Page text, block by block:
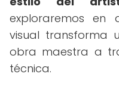
exploraremos en
visual transforma
obra maestra a
técnica.